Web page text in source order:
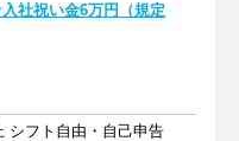
社祝い金6万円（規定
シフト自由・自己申告